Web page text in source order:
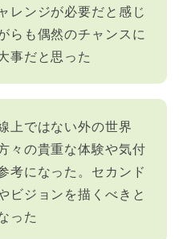
レンジが必要だと感じ
らも偶然のチャンスに
事だと思った
上ではない外の世界
々の貴重な体験や気付
考になった。セカンド
ビジョンを描くべきと
った